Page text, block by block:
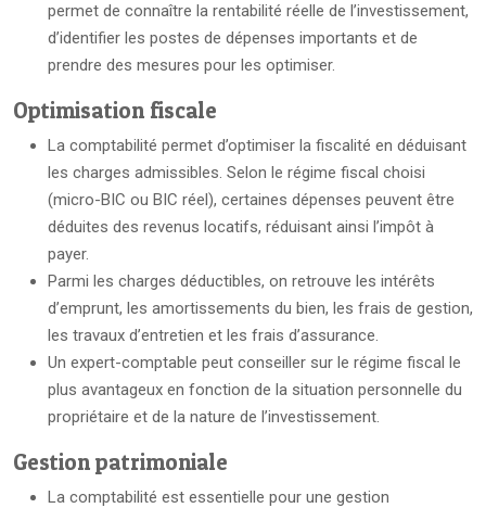
permet de connaître la rentabilité réelle de l’investissement,
d’identifier les postes de dépenses importants et de
prendre des mesures pour les optimiser.
Optimisation fiscale
La comptabilité permet d’optimiser la fiscalité en déduisant
les charges admissibles. Selon le régime fiscal choisi
(micro-BIC ou BIC réel), certaines dépenses peuvent être
déduites des revenus locatifs, réduisant ainsi l’impôt à
payer.
Parmi les charges déductibles, on retrouve les intérêts
d’emprunt, les amortissements du bien, les frais de gestion,
les travaux d’entretien et les frais d’assurance.
Un expert-comptable peut conseiller sur le régime fiscal le
plus avantageux en fonction de la situation personnelle du
propriétaire et de la nature de l’investissement.
Gestion patrimoniale
La comptabilité est essentielle pour une gestion